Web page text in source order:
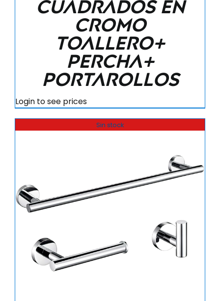
cuadrados en
cromo
Toallero+
Percha+
Portarollos
Login to see prices
Sin stock